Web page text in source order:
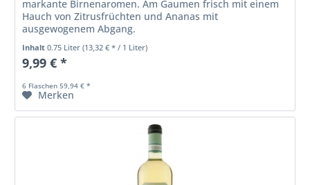
markante Birnenaromen. Am Gaumen frisch mit einem
Hauch von Zitrusfrüchten und Ananas mit
ausgewogenem Abgang.
Inhalt0.75 Liter(13,32 € * / 1 Liter)
9,99 € *
6 Flaschen 59,94 € *
Merken